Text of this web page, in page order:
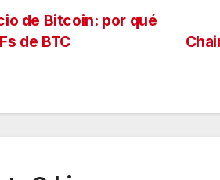
de Bitcoin: por qué
de BTC